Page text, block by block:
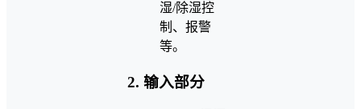
湿/除湿控
制、报警
等。
2. 输入部分